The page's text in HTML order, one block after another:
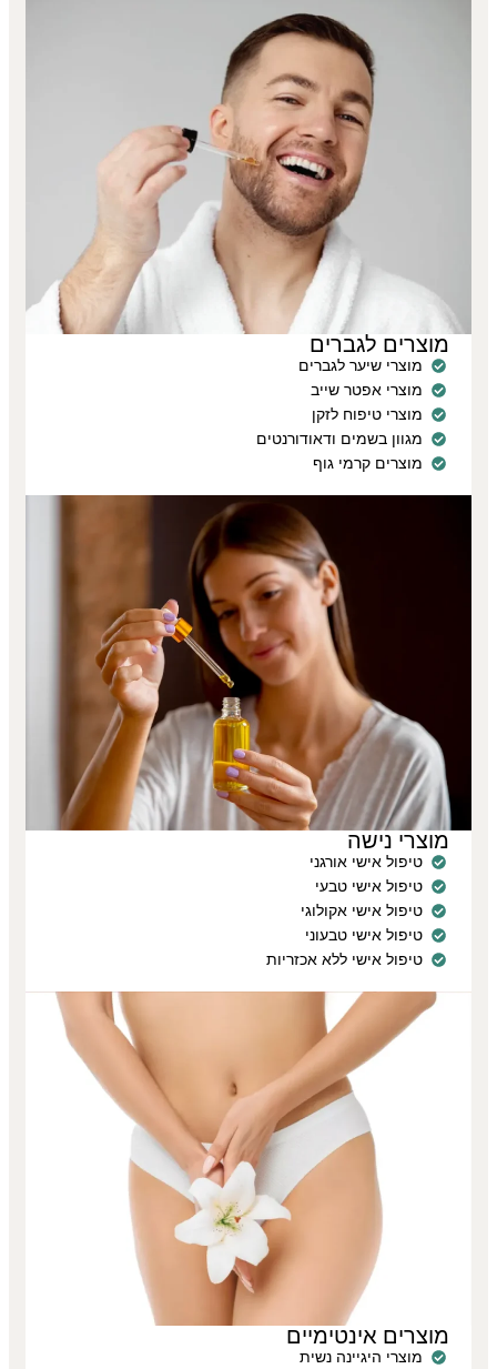
מוצרים לגברים
מוצרי שיער לגברים
מוצרי אפטר שייב
מוצרי טיפוח לזקן
מגוון בשמים ודאודורנטים
מוצרים קרמי גוף
מוצרי נישה
טיפול אישי אורגני
טיפול אישי טבעי
טיפול אישי אקולוגי
טיפול אישי טבעוני
טיפול אישי ללא אכזריות
מוצרים אינטימיים
מוצרי היגיינה נשית